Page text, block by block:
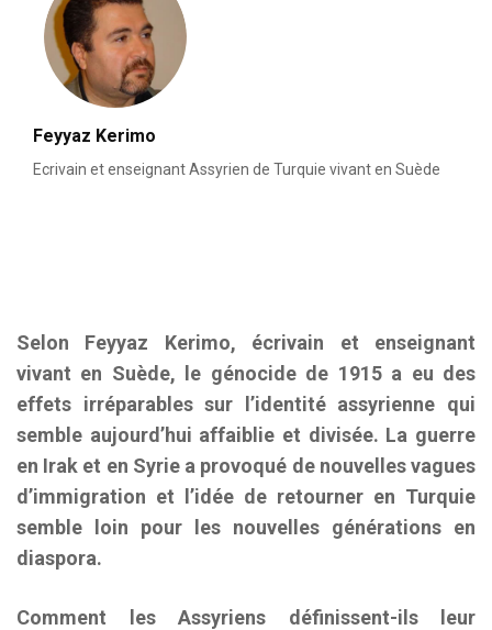
Feyyaz Kerimo
Ecrivain et enseignant Assyrien de Turquie vivant en Suède
Selon Feyyaz Kerimo, écrivain et enseignant
vivant en Suède, le génocide de 1915 a eu des
effets irréparables sur l’identité assyrienne qui
semble aujourd’hui affaiblie et divisée. La guerre
en Irak et en Syrie a provoqué de nouvelles vagues
d’immigration et l’idée de retourner en Turquie
semble loin pour les nouvelles générations en
diaspora.
Comment les Assyriens définissent-ils leur